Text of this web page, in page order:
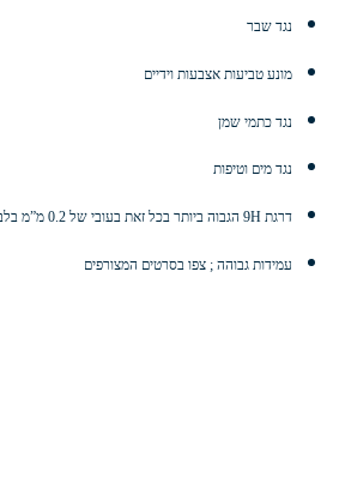
נגד שבר
מונע טביעות אצבעות וידיים
נגד כתמי שמן
נגד מים וטיפות
דרגת 9H הגבוה ביותר בכל זאת בעובי של 0.2 מ”מ בלבד ; מתאים לכל כיסוי
עמידות גבוהה ; צפו בסרטים המצורפים